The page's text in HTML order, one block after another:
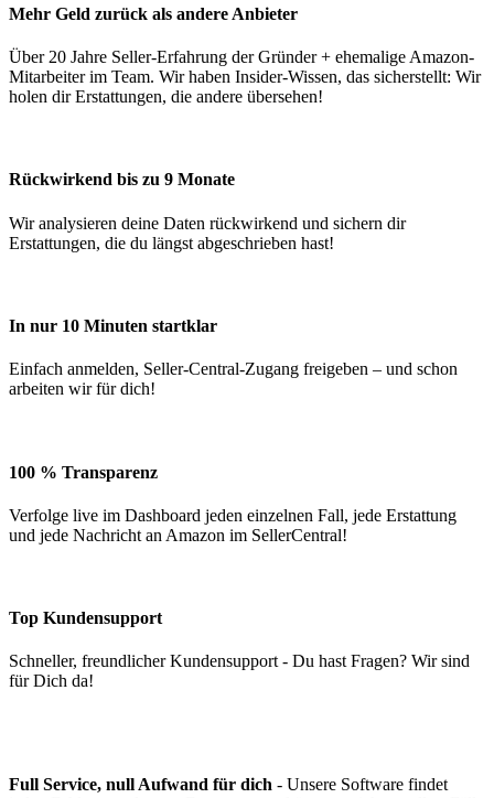
Mehr Geld zurück als andere Anbieter
Über 20 Jahre Seller-Erfahrung der Gründer + ehemalige Amazon-
Mitarbeiter im Team. Wir haben Insider-Wissen, das sicherstellt: Wir
holen dir Erstattungen, die andere übersehen!
Rückwirkend bis zu 9 Monate
Wir analysieren deine Daten rückwirkend und sichern dir
Erstattungen, die du längst abgeschrieben hast!
In nur 10 Minuten startklar
Einfach anmelden, Seller-Central-Zugang freigeben – und schon
arbeiten wir für dich!
100 % Transparenz
Verfolge live im Dashboard jeden einzelnen Fall, jede Erstattung
und jede Nachricht an Amazon im SellerCentral!
Top Kundensupport
Schneller, freundlicher Kundensupport - Du hast Fragen? Wir sind
für Dich da!
Full Service, null Aufwand für dich - Unsere Software findet